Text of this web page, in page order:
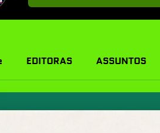
EDITORAS ASSUNTOS